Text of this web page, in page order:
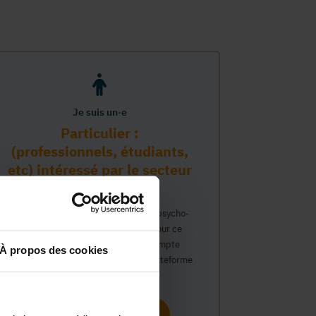
À propos des cookies
Je suis un·e
Particulier :
(professionnels, étudiants,
etc) intéressé par le secteur
PMS
Vous travaillez déjà dans le secteur psycho-
médico-social ou avez un intérêt pour ce
secteur et souhaitez obtenir un compte
personnel pour interagir sur notre plateforme